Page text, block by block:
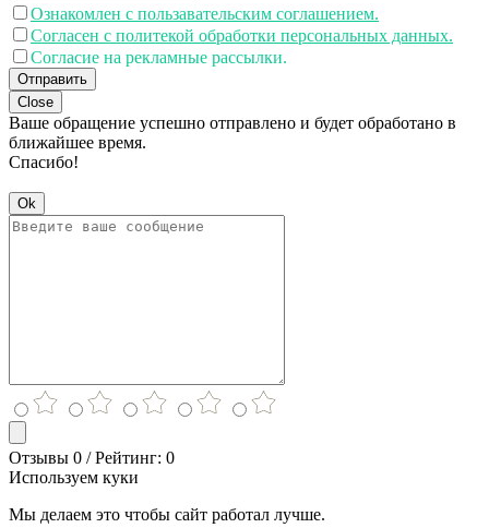
Ознакомлен с пользавательским соглашением.
Согласен с политекой обработки персональных данных.
Согласие на рекламные рассылки.
Отправить
Close
Ваше обращение успешно отправлено и будет обработано в
ближайшее время.
Спасибо!
Ok
Отзывы 0 / Рейтинг: 0
Используем куки
Мы делаем это чтобы сайт работал лучше.